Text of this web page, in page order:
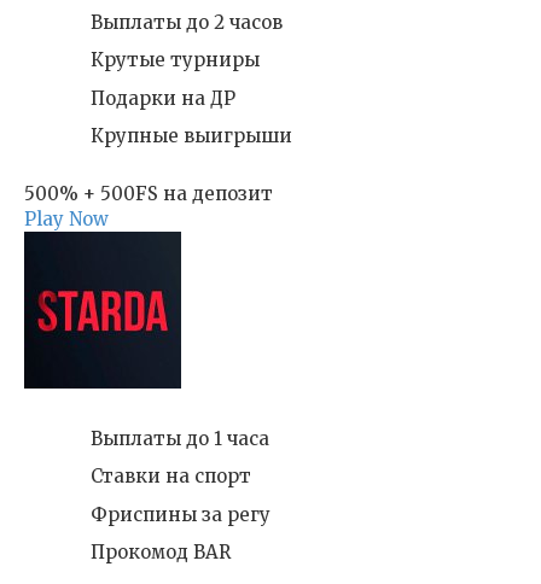
Выплаты до 2 часов
Крутые турниры
Подарки на ДР
Крупные выигрыши
500% + 500FS на депозит
Play Now
Выплаты до 1 часа
Ставки на спорт
Фриспины за регу
Прокомод BAR